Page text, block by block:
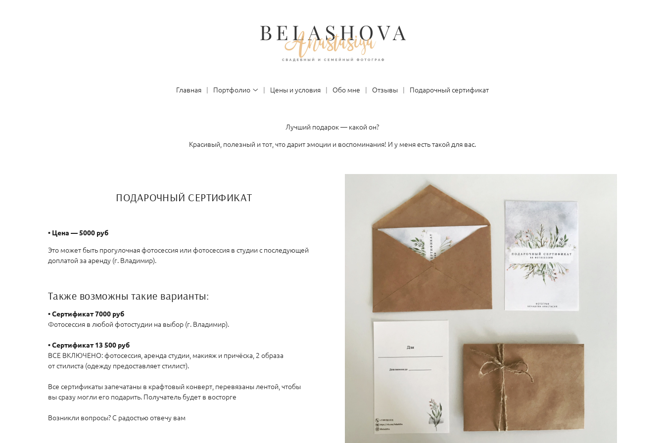
Главная Портфолио Цены и условия Обо мне Отзывы Подарочный сертификат
Лучший подарок — какой он?
Красивый, полезный и тот, что дарит эмоции и воспоминания! И у меня есть такой для вас.
ПОДАРОЧНЫЙ СЕРТИФИКАТ
• Цена — 5000 руб
Это может быть прогулочная фотосессия или фотосессия в студии с последующей
доплатой за аренду (г. Владимир).
Также возможны такие варианты:
• Сертификат 7000 руб
Фотосессия в любой фотостудии на выбор (г. Владимир).
• Сертификат 13 500 руб
ВСЕ ВКЛЮЧЕНО: фотосессия, аренда студии, макияж и причёска, 2 образа
от стилиста (одежду предоставляет стилист).
Все сертификаты запечатаны в крафтовый конверт, перевязаны лентой, чтобы
вы сразу могли его подарить. Получатель будет в восторге
Возникли вопросы? С радостью отвечу вам